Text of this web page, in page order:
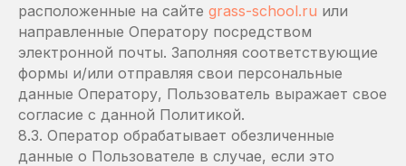
расположенные на сайте grass-school.ru или
направленные Оператору посредством
электронной почты. Заполняя соответствующие
формы и/или отправляя свои персональные
данные Оператору, Пользователь выражает свое
согласие с данной Политикой.
8.3. Оператор обрабатывает обезличенные
данные о Пользователе в случае, если это